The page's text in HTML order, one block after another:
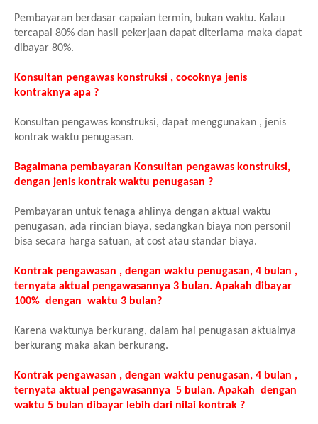
Pembayaran berdasar capaian termin, bukan waktu. Kalau
tercapai 80% dan hasil pekerjaan dapat diteriama maka dapat
dibayar 80%.
Konsultan pengawas konstruksi , cocoknya jenis
kontraknya apa ?
Konsultan pengawas konstruksi, dapat menggunakan , jenis
kontrak waktu penugasan.
Bagaimana pembayaran Konsultan pengawas konstruksi,
dengan jenis kontrak waktu penugasan ?
Pembayaran untuk tenaga ahlinya dengan aktual waktu
penugasan, ada rincian biaya, sedangkan biaya non personil
bisa secara harga satuan, at cost atau standar biaya.
Kontrak pengawasan , dengan waktu penugasan, 4 bulan ,
ternyata aktual pengawasannya 3 bulan. Apakah dibayar
100% dengan waktu 3 bulan?
Karena waktunya berkurang, dalam hal penugasan aktualnya
berkurang maka akan berkurang.
Kontrak pengawasan , dengan waktu penugasan, 4 bulan ,
ternyata aktual pengawasannya 5 bulan. Apakah dengan
waktu 5 bulan dibayar lebih dari nilai kontrak ?